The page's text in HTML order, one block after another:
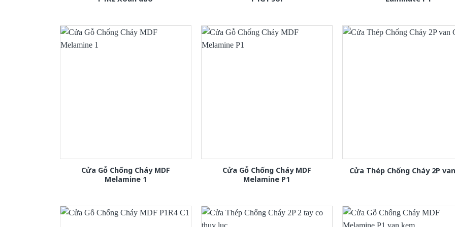
Cửa Gỗ Chống Cháy MDF
Melamine 1
Cửa Gỗ Chống Cháy MDF
Melamine P1
Cửa Thép Chống Cháy 2P